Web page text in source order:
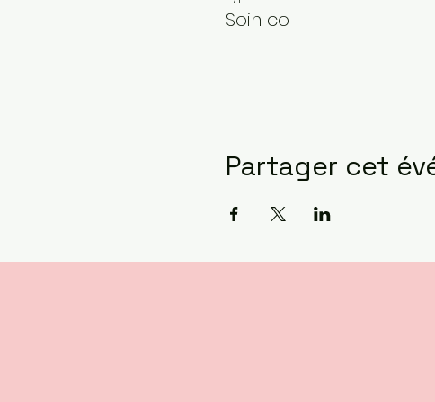
Soin co
Partager cet